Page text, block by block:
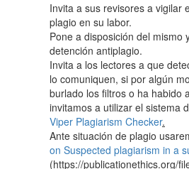
Invita a sus revisores a vigilar
plagio en su labor.
Pone a disposición del mismo
detención antiplagio.
Invita a los lectores a que
lo comuniquen, si por algún
burlado los filtros o ha habido
invitamos a utilizar el sistema
Viper Plagiarism Checker.
Ante situación de plagio
on Suspected plagiarism in a
(https://publicationethics.org/